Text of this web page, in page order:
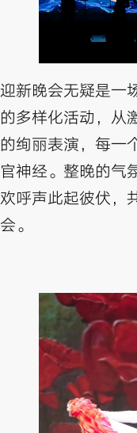
迎新晚会无疑是一
的多样化活动，从
的绚丽表演，每一
官神经。整晚的气
欢呼声此起彼伏，
会。